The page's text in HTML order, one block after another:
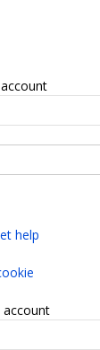
help
account